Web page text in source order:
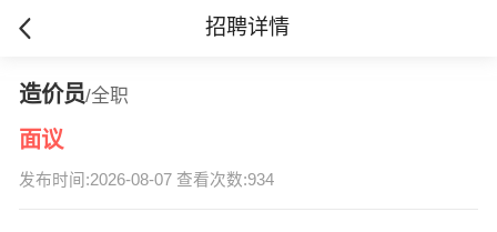
招聘详情
造价员/全职
面议
发布时间:2026-08-07 查看次数:934